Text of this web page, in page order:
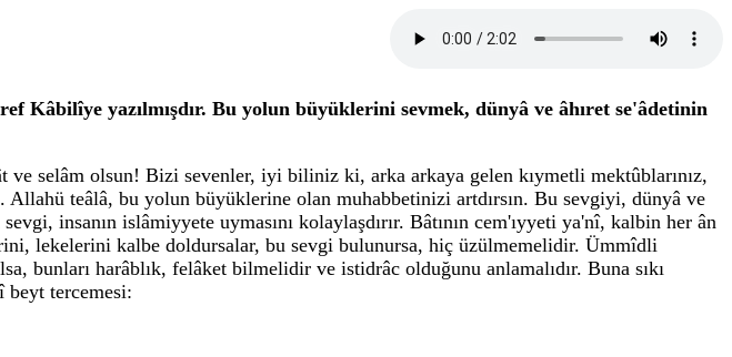
yazılmışdır. Bu yolun büyüklerini sevmek, dünyâ ve âhıret se'âdetinin
selâm olsun! Bizi sevenler, iyi biliniz ki, arka arkaya gelen kıymetli mektûblarınız,
teâlâ, bu yolun büyüklerine olan muhabbetinizi artdırsın. Bu sevgiyi, dünyâ ve
insanın islâmiyyete uymasını kolaylaşdırır. Bâtının cem'ıyyeti ya'nî, kalbin her ân
lekelerini kalbe doldursalar, bu sevgi bulunursa, hiç üzülmemelidir. Ümmîdli
bunları harâblık, felâket bilmelidir ve istidrâc olduğunu anlamalıdır. Buna sıkı
beyt tercemesi: